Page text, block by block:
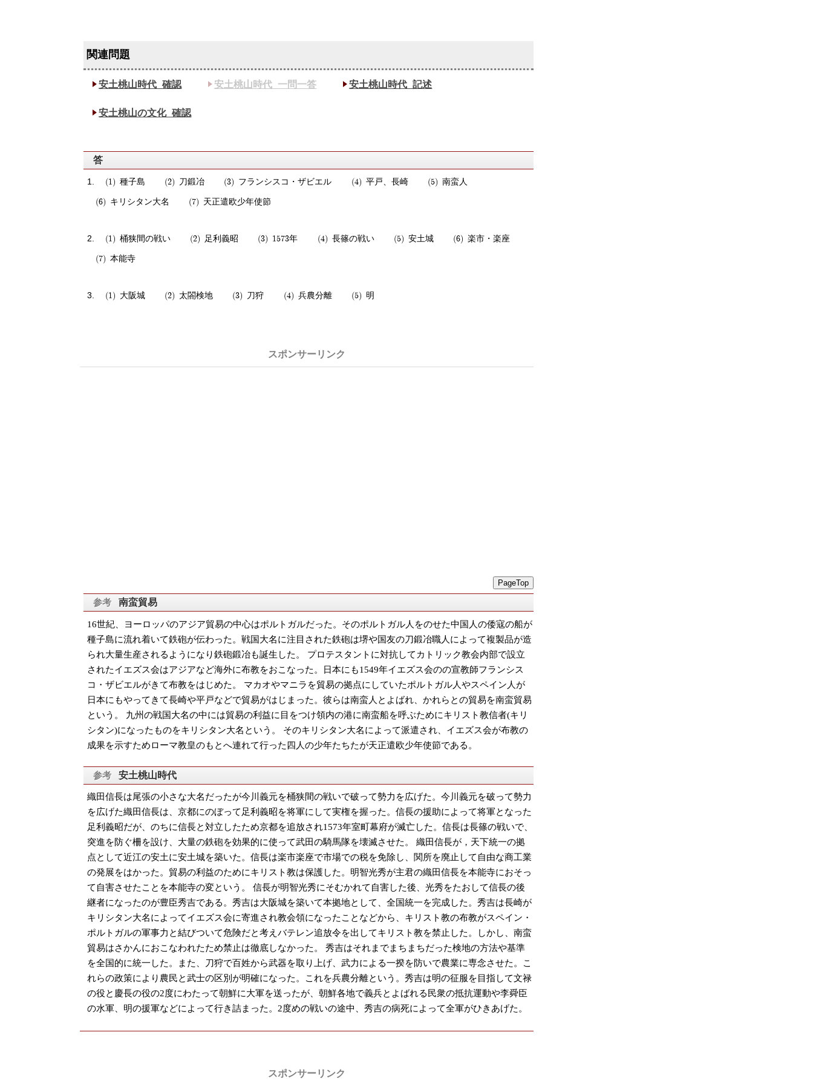
安土桃山時代_確認 安土桃山時代_一問一答 安土桃山時代_記述
安土桃山の文化_確認
答
種子島 刀鍛冶 フランシスコ・ザビエル 平戸、長崎 南蛮人
キリシタン大名 天正遣欧少年使節
桶狭間の戦い 足利義昭 1573年 長篠の戦い 安土城 楽市・楽座
本能寺
大阪城 太閤検地 刀狩 兵農分離 明
PageTop
南蛮貿易
16世紀、ヨーロッパのアジア貿易の中心はポルトガルだった。そのポルトガル人をのせた中国人の倭寇の船が
種子島に流れ着いて鉄砲が伝わった。戦国大名に注目された鉄砲は堺や国友の刀鍛冶職人によって複製品が造
られ大量生産されるようになり鉄砲鍛冶も誕生した。 プロテスタントに対抗してカトリック教会内部で設立
されたイエズス会はアジアなど海外に布教をおこなった。日本にも1549年イエズス会のの宣教師フランシス
コ・ザビエルがきて布教をはじめた。 マカオやマニラを貿易の拠点にしていたポルトガル人やスペイン人が
日本にもやってきて長崎や平戸などで貿易がはじまった。彼らは南蛮人とよばれ、かれらとの貿易を南蛮貿易
という。 九州の戦国大名の中には貿易の利益に目をつけ領内の港に南蛮船を呼ぶためにキリスト教信者(キリ
シタン)になったものをキリシタン大名という。 そのキリシタン大名によって派遣され、イエズス会が布教の
成果を示すためローマ教皇のもとへ連れて行った四人の少年たちたが天正遣欧少年使節である。
安土桃山時代
織田信長は尾張の小さな大名だったが今川義元を桶狭間の戦いで破って勢力を広げた。今川義元を破って勢力
を広げた織田信長は、京都にのぼって足利義昭を将軍にして実権を握った。信長の援助によって将軍となった
足利義昭だが、のちに信長と対立したため京都を追放され1573年室町幕府が滅亡した。信長は長篠の戦いで、
突進を防ぐ柵を設け、大量の鉄砲を効果的に使って武田の騎馬隊を壊滅させた。 織田信長が，天下統一の拠
点として近江の安土に安土城を築いた。信長は楽市楽座で市場での税を免除し、関所を廃止して自由な商工業
の発展をはかった。貿易の利益のためにキリスト教は保護した。明智光秀が主君の織田信長を本能寺におそっ
て自害させたことを本能寺の変という。 信長が明智光秀にそむかれて自害した後、光秀をたおして信長の後
継者になったのが豊臣秀吉である。秀吉は大阪城を築いて本拠地として、全国統一を完成した。秀吉は長崎が
キリシタン大名によってイエズス会に寄進され教会領になったことなどから、キリスト教の布教がスペイン・
ポルトガルの軍事力と結びついて危険だと考えバテレン追放令を出してキリスト教を禁止した。しかし、南蛮
貿易はさかんにおこなわれたため禁止は徹底しなかった。 秀吉はそれまでまちまちだった検地の方法や基準
を全国的に統一した。また、刀狩で百姓から武器を取り上げ、武力による一揆を防いで農業に専念させた。こ
れらの政策により農民と武士の区別が明確になった。これを兵農分離という。秀吉は明の征服を目指して文禄
の役と慶長の役の2度にわたって朝鮮に大軍を送ったが、朝鮮各地で義兵とよばれる民衆の抵抗運動や李舜臣
の水軍、明の援軍などによって行き詰まった。2度めの戦いの途中、秀吉の病死によって全軍がひきあげた。